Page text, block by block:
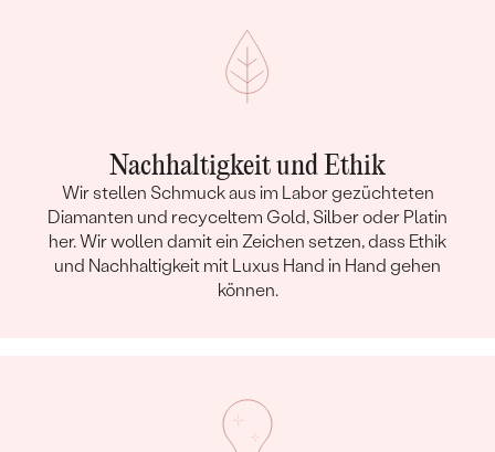
Nachhaltigkeit und Ethik
Wir stellen Schmuck aus im Labor gezüchteten
Diamanten und recyceltem Gold, Silber oder Platin
her. Wir wollen damit ein Zeichen setzen, dass Ethik
und Nachhaltigkeit mit Luxus Hand in Hand gehen
können.